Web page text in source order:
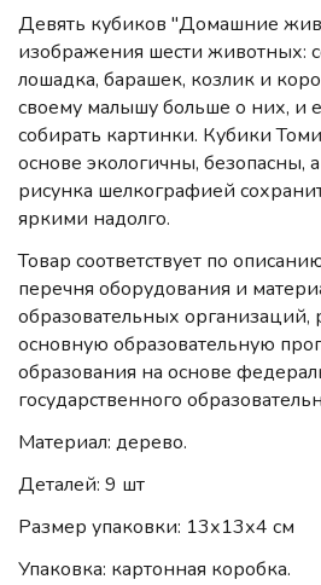
Девять кубиков "Домашние
изображения шести животных:
лошадка, барашек, козлик и
своему малышу больше о них, и
собирать картинки. Кубики
основе экологичны, безопасны,
рисунка шелкографией
яркими надолго.
Товар соответствует по
перечня оборудования и
образовательных
основную образовательную
образования на основе
государственного
Материал: дерево.
Деталей: 9 шт
Размер упаковки: 13х13х4 см
Упаковка: картонная коробка.